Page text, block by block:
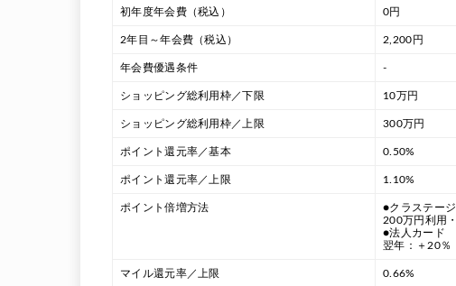
初年度年会費（税込） 0円
2年目～年会費（税込） 2,200円
年会費優遇条件 -
ショッピング総利用枠／下限 10万円
ショッピング総利用枠／上限 300万円
ポイント還元率／基本 0.50%
ポイント還元率／上限 1.10%
ポイント倍増方法
●クラステージ
200万円利用
●法人カード
翌年：＋20％
マイル還元率／上限 0.66%